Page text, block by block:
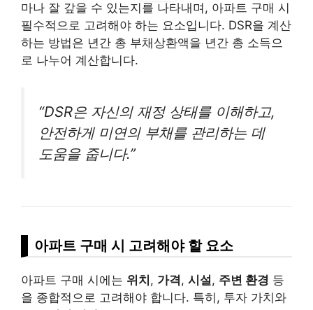
마나 잘 갚을 수 있는지를 나타내며, 아파트 구매 시
필수적으로 고려해야 하는 요소입니다. DSR을 계산
하는 방법은 년간 총 부채상환액을 년간 총 소득으
로 나누어 계산합니다.
“DSR은 자신의 재정 상태를 이해하고,
안전하게 미연의 부채를 관리하는 데
도움을 줍니다.”
아파트 구매 시 고려해야 할 요소
아파트 구매 시에는 위치, 가격, 시설, 주변 환경 등
을 종합적으로 고려해야 합니다. 특히, 투자 가치와